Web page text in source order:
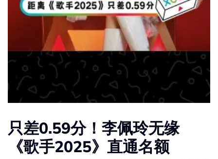
只差0.59分！李佩玲无缘
《歌手2025》直通名额